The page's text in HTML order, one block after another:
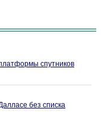
спутников
без списка